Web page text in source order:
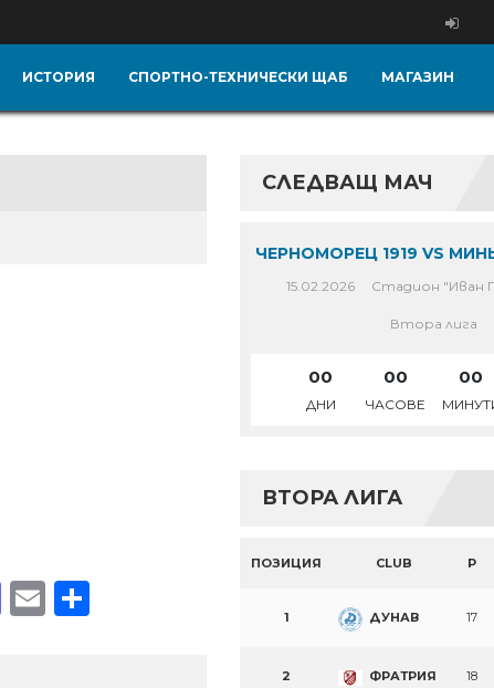
ИСТОРИЯ СПОРТНО-ТЕХНИЧЕСКИ ЩАБ МАГАЗИН
Mastodon
EmailShare
СЛЕДВАЩ МАЧ
ЧЕРНОМОРЕЦ 1919 VS
15.02.2026 Стадион "Иван
Втора лига
00
ДНИ
00
ЧАСОВЕ
00
ВТОРА ЛИГА
ПОЗИЦИЯ CLUB P
1 ДУНАВ 17
2 ФРАТРИЯ 18